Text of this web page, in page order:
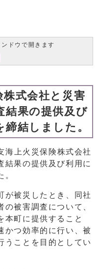
ドウで開きます
式会社と災害
結果の提供及び
結しました。
海上火災保険株式会社
結果の提供及び利用に
。
が被災したとき、同社
被害調査について、
本町に提供すること
かつ効率的に行い、被
うことを目的としてい